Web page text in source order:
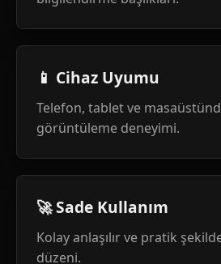
📱 Cihaz Uyumu
Telefon, tablet ve
görüntüleme deneyimi.
🚀 Sade Kullanım
Kolay anlaşılır ve pratik
düzeni.